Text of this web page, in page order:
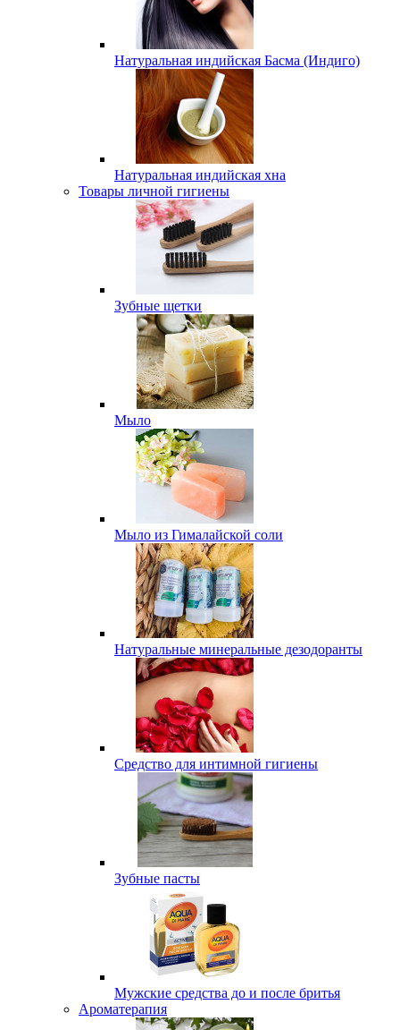
Натуральная индийская Басма (Индиго)
Натуральная индийская хна
Товары личной гигиены
Зубные щетки
Мыло
Мыло из Гималайской соли
Натуральные минеральные дезодоранты
Средство для интимной гигиены
Зубные пасты
Мужские средства до и после бритья
Ароматерапия